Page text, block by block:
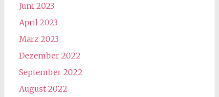
Juni 2023
April 2023
März 2023
Dezember 2022
September 2022
August 2022